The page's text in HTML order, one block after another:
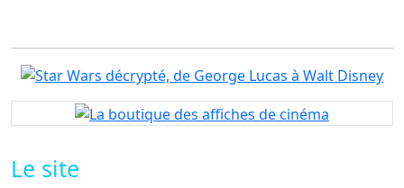
Le site